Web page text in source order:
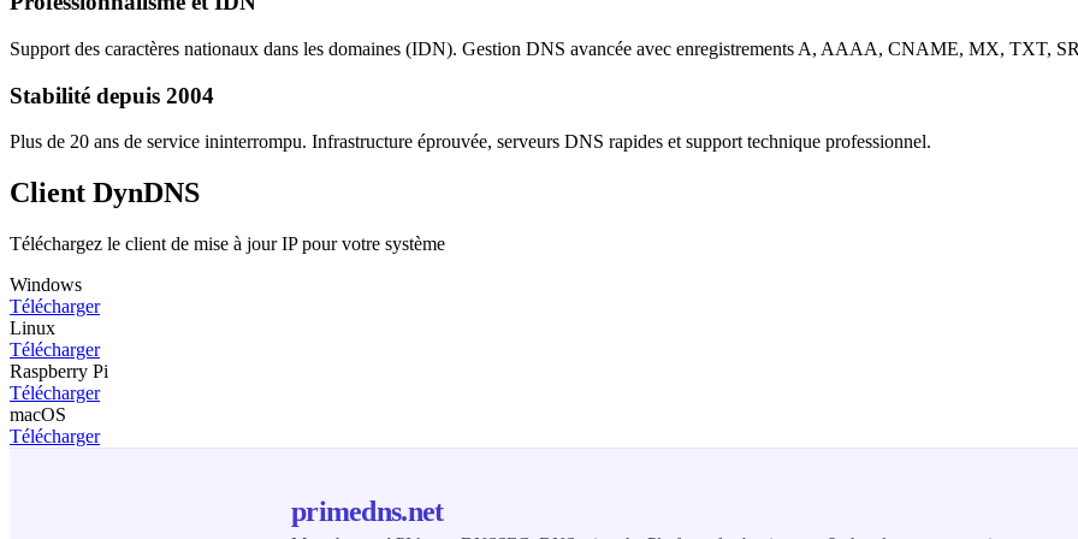
Support des caractères nationaux dans les domaines (IDN). Gestion DNS avancée avec enregistrements A, AAAA, CNAME, MX, TXT,
Stabilité depuis 2004
Plus de 20 ans de service ininterrompu. Infrastructure éprouvée, serveurs DNS rapides et support technique professionnel.
Client DynDNS
Téléchargez le client de mise à jour IP pour votre système
Windows
Télécharger
Linux
Télécharger
Raspberry Pi
Télécharger
macOS
Télécharger
primedns.net